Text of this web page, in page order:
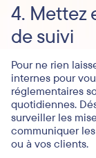
4. Mettez
de suivi
Pour ne rien
internes pour
réglementaires
quotidiennes.
surveiller les
communiquer
ou à vos clients.